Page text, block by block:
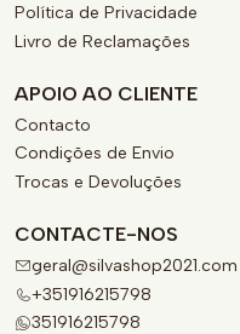
Política de Privacidade
Livro de Reclamações
APOIO AO CLIENTE
Contacto
Condições de Envio
Trocas e Devoluções
CONTACTE-NOS
geral@silvashop2021.com
+351916215798
351916215798